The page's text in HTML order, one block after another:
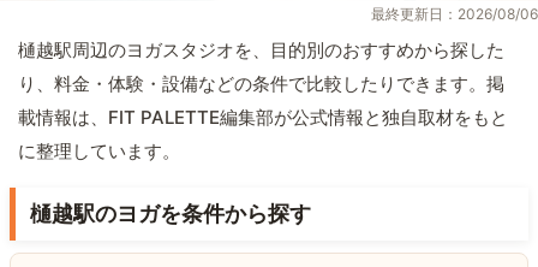
最終更新日：2026/08/06
樋越駅周辺のヨガスタジオを、目的別のおすすめから探した
り、料金・体験・設備などの条件で比較したりできます。掲
載情報は、FIT PALETTE編集部が公式情報と独自取材をもと
に整理しています。
樋越駅のヨガを条件から探す